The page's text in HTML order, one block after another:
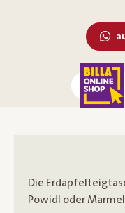
Die
Powidl oder